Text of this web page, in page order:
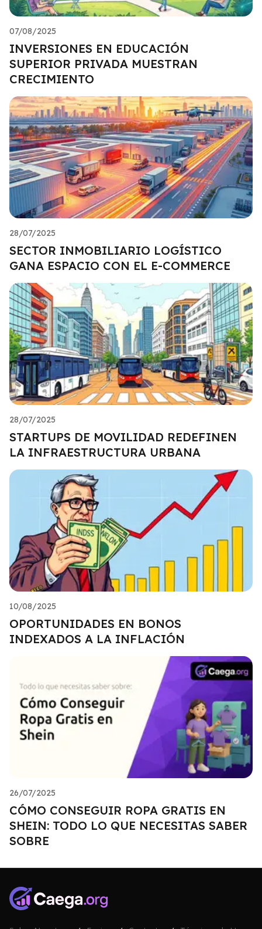
07/08/2025
INVERSIONES EN EDUCACIÓN
SUPERIOR PRIVADA MUESTRAN
CRECIMIENTO
28/07/2025
SECTOR INMOBILIARIO LOGÍSTICO
GANA ESPACIO CON EL E-COMMERCE
28/07/2025
STARTUPS DE MOVILIDAD REDEFINEN
LA INFRAESTRUCTURA URBANA
10/08/2025
OPORTUNIDADES EN BONOS
INDEXADOS A LA INFLACIÓN
26/07/2025
CÓMO CONSEGUIR ROPA GRATIS EN
SHEIN: TODO LO QUE NECESITAS SABER
SOBRE